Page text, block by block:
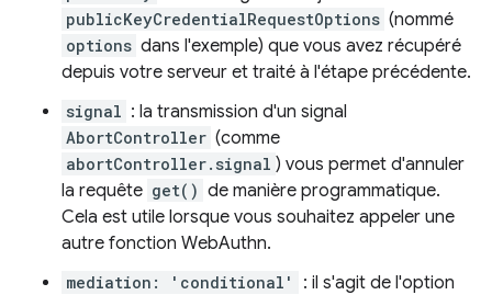
publicKeyCredentialRequestOptions (nommé
options dans l'exemple) que vous avez récupéré
depuis votre serveur et traité à l'étape précédente.
signal : la transmission d'un signal
AbortController (comme
abortController.signal ) vous permet d'annuler
la requête get() de manière programmatique.
Cela est utile lorsque vous souhaitez appeler une
autre fonction WebAuthn.
mediation: 'conditional'
: il s'agit de l'option